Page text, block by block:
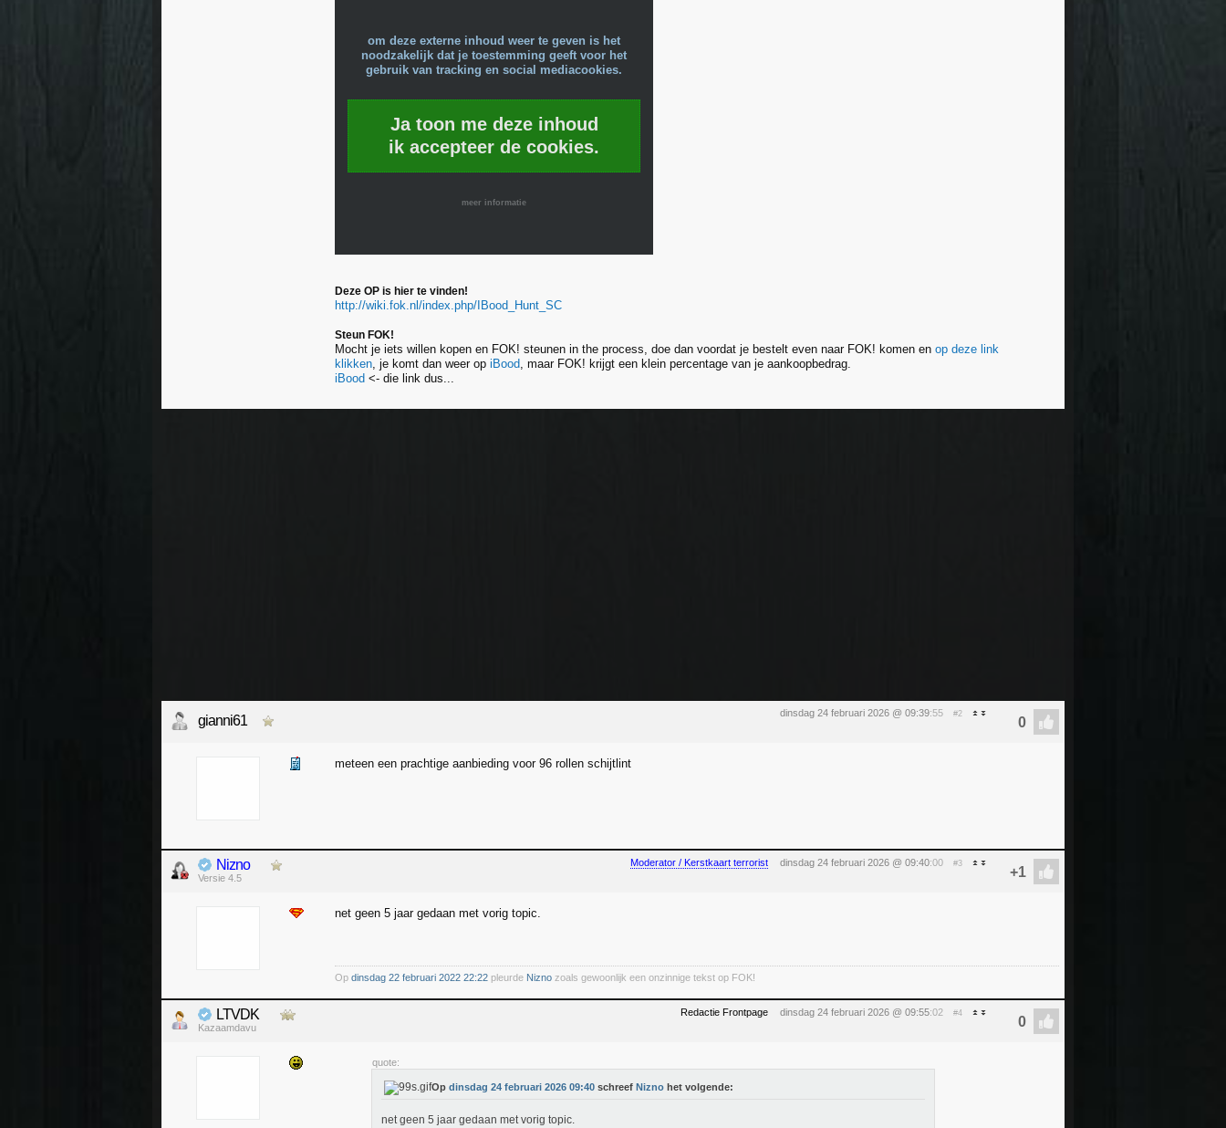
om deze externe inhoud weer te geven is het
noodzakelijk dat je toestemming geeft voor het
gebruik van tracking en social mediacookies.
Ja toon me deze inhoud
ik accepteer de cookies.
meer informatie
Deze OP is hier te vinden!
http://wiki.fok.nl/index.php/IBood_Hunt_SC
Steun FOK!
Mocht je iets willen kopen en FOK! steunen in the process, doe dan voordat je bestelt even naar FOK! komen en op deze link
klikken, je komt dan weer op iBood, maar FOK! krijgt een klein percentage van je aankoopbedrag.
iBood <- die link dus...
dinsdag 24 februari 2026 @ 09:39:55 #2
gianni61
meteen een prachtige aanbieding voor 96 rollen schijtlint
Moderator / Kerstkaart terrorist dinsdag 24 februari 2026 @ 09:40:00 #3
Nizno
Versie 4.5
net geen 5 jaar gedaan met vorig topic.
Op dinsdag 22 februari 2022 22:22 pleurde Nizno zoals gewoonlijk een onzinnige tekst op FOK!
Redactie Frontpage dinsdag 24 februari 2026 @ 09:55:02 #4
LTVDK
Kazaamdavu
quote:
Op dinsdag 24 februari 2026 09:40 schreef Nizno het volgende:
net geen 5 jaar gedaan met vorig topic.